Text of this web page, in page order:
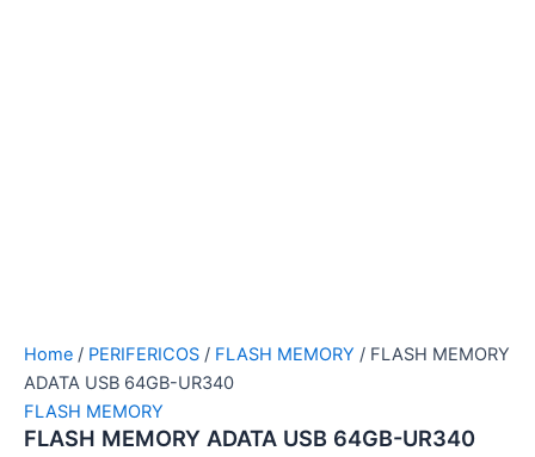
Home / PERIFERICOS / FLASH MEMORY / FLASH MEMORY
ADATA USB 64GB-UR340
FLASH MEMORY
FLASH MEMORY ADATA USB 64GB-UR340